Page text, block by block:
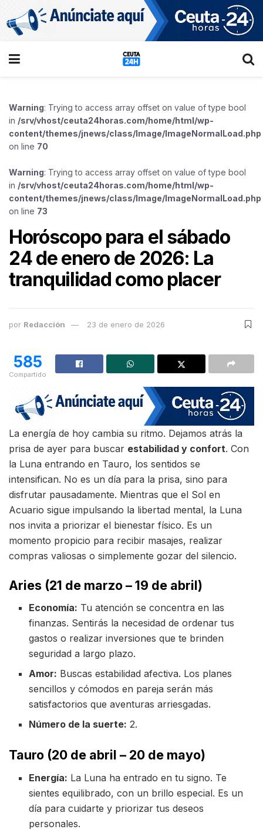
Warning: Trying to access array offset on value of type bool
in /srv/vhost/ceuta24horas.com/home/html/wp-
content/themes/jnews/class/Image/ImageNormalLoad.php
on line 70
Warning: Trying to access array offset on value of type bool
in /srv/vhost/ceuta24horas.com/home/html/wp-
content/themes/jnews/class/Image/ImageNormalLoad.php
on line 73
Horóscopo para el sábado
24 de enero de 2026: La
tranquilidad como placer
por Redacción 23 de enero de 2026
585
Compartido
La energía de hoy cambia su ritmo. Dejamos atrás la
prisa de ayer para buscar estabilidad y confort. Con
la Luna entrando en Tauro, los sentidos se
intensifican. No es un día para la prisa, sino para
disfrutar pausadamente. Mientras que el Sol en
Acuario sigue impulsando la libertad mental, la Luna
nos invita a priorizar el bienestar físico. Es un
momento propicio para recibir masajes, realizar
compras valiosas o simplemente gozar del silencio.
Aries (21 de marzo – 19 de abril)
Economía: Tu atención se concentra en las
finanzas. Sentirás la necesidad de ordenar tus
gastos o realizar inversiones que te brinden
seguridad a largo plazo.
Amor: Buscas estabilidad afectiva. Los planes
sencillos y cómodos en pareja serán más
satisfactorios que aventuras arriesgadas.
Número de la suerte: 2.
Tauro (20 de abril – 20 de mayo)
Energía: La Luna ha entrado en tu signo. Te
sientes equilibrado, con un brillo especial. Es un
día para cuidarte y priorizar tus deseos
personales.